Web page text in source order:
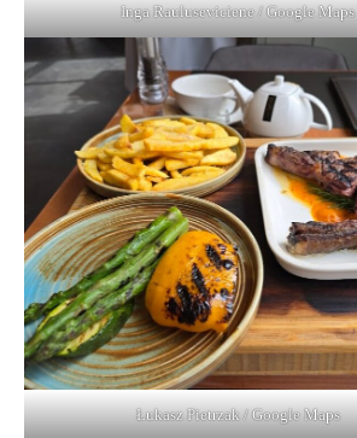
Inga Rauluseviciene / Google Maps
Łukasz Pietrzak / Google Maps